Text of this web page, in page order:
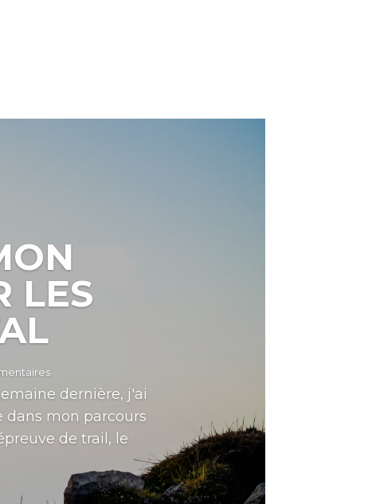
LES
dernière, j'ai
dans mon parcours
de trail, le